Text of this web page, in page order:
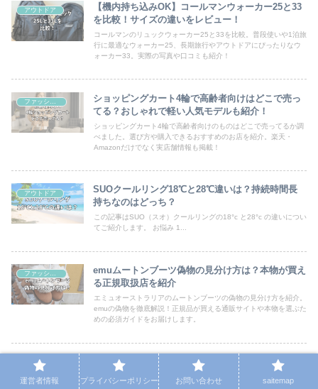
アウトドア
【機内持ち込みOK】コールマンウォーカー25と33
を比較！サイズの違いをレビュー！
コールマンのリュックウォーカー25と33を比較。普段使いや1泊旅
行に最適なウォーカー25、長期旅行やアウトドアにぴったりなウ
ォーカー33。実際の写真や口コミも紹介！
ショッピングカート4輪で高齢者向けはどこで売っ
てる？おしゃれで軽い人気モデルも紹介！
ショッピングカート4輪で高齢者向けのものはどこで売ってるか調
べました。選び方や購入できるおすすめのお店を紹介。楽天・
Amazonだけでなく実店舗情報も掲載！
アウトドア
SUOクールリング18℃と28℃違いは？持続時間長
持ちなのはどっち？
この記事はSUO（スオ）クールリングの18°c と28°c の違いについ
てご紹介します。 お悩み 1...
ファッション
emuムートンブーツ偽物の見分け方は？本物が買え
る正規取扱店を紹介
エミュオーストラリアのムートンブーツの偽物の見分け方を紹介。
emuの偽物を徹底解説！正規品が買える通販サイトや本物を選ぶた
めの必須ガイドをお届けします。
アウトドア
SUOクールリングプラスの違いは？4つの違いとど
っちが良いのか口コミも紹介！
運営者情報 プライバシーポリシー お問い合わせ saitemap